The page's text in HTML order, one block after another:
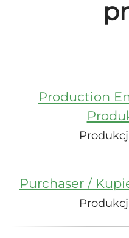
Production
Purchaser /